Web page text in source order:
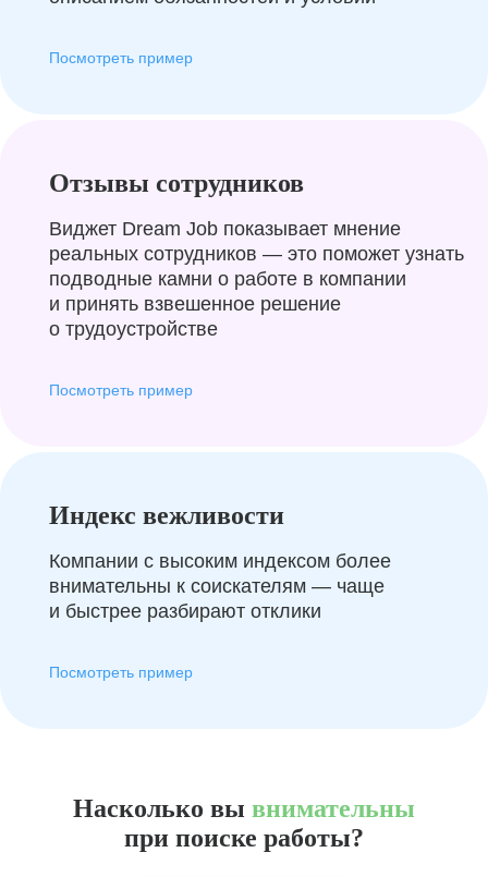
Посмотреть пример
Отзывы сотрудников
Виджет Dream Job показывает мнение
реальных сотрудников — это поможет узнать
подводные камни о работе в компании
и принять взвешенное решение
о трудоустройстве
Посмотреть пример
Индекс вежливости
Компании с высоким индексом более
внимательны к соискателям — чаще
и быстрее разбирают отклики
Посмотреть пример
Насколько вы внимательны
при поиске работы?